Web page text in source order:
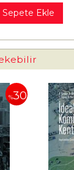
Sepete Ekle
%30